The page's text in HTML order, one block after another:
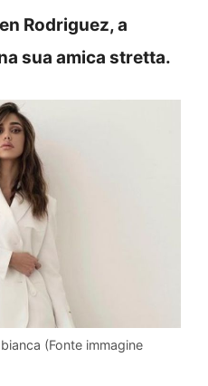
Rodriguez, a
sua amica stretta.
(Fonte immagine